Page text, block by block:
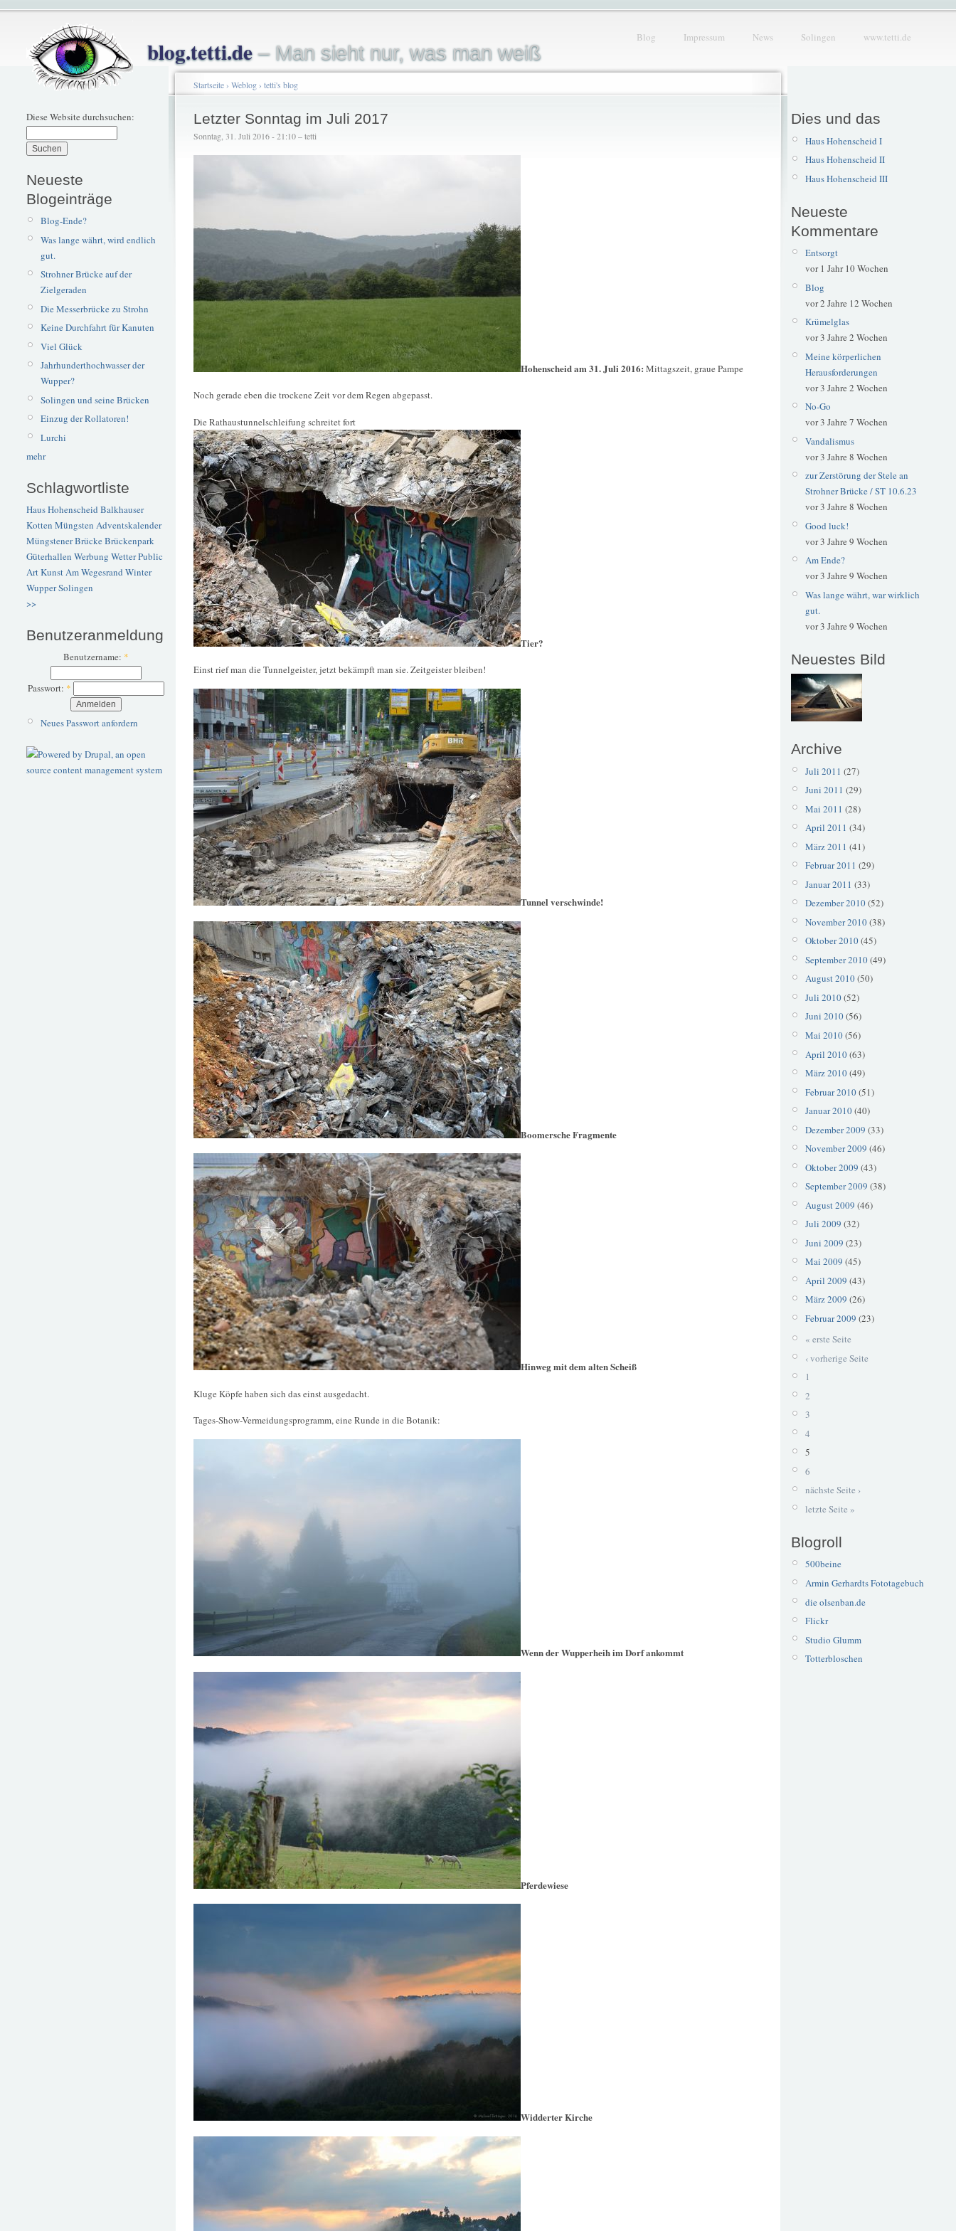
blog.tetti.de– Man sieht nur, was man weiß
Blog Impressum News Solingen www.tetti.de
Diese Website durchsuchen:
Neueste
Blogeinträge
Blog-Ende?
Was lange währt, wird endlich
gut.
Strohner Brücke auf der
Zielgeraden
Die Messerbrücke zu Strohn
Keine Durchfahrt für Kanuten
Viel Glück
Jahrhunderthochwasser der
Wupper?
Solingen und seine Brücken
Einzug der Rollatoren!
Lurchi
mehr
Schlagwortliste
Haus Hohenscheid Balkhauser
Kotten Müngsten Adventskalender
Müngstener BrückeBrückenpark
Güterhallen Werbung WetterPublic
ArtKunstAm Wegesrand Winter
WupperSolingen
>>
Benutzeranmeldung
Benutzername: *
Passwort: *
Neues Passwort anfordern
Startseite› Weblog› tetti's blog
Letzter Sonntag im Juli 2017
Sonntag, 31. Juli 2016 - 21:10 – tetti
Hohenscheid am 31. Juli 2016: Mittagszeit, graue Pampe
Noch gerade eben die trockene Zeit vor dem Regen abgepasst.
Die Rathaustunnelschleifung schreitet fort
Tier?
Einst rief man die Tunnelgeister, jetzt bekämpft man sie. Zeitgeister bleiben!
Tunnel verschwinde!
Boomersche Fragmente
Hinweg mit dem alten Scheiß
Kluge Köpfe haben sich das einst ausgedacht.
Tages-Show-Vermeidungsprogramm, eine Runde in die Botanik:
Wenn der Wupperheih im Dorf ankommt
Pferdewiese
Widderter Kirche
Dies und das
Haus Hohenscheid I
Haus Hohenscheid II
Haus Hohenscheid III
Neueste
Kommentare
Entsorgt
vor 1 Jahr 10 Wochen
Blog
vor 2 Jahre 12 Wochen
Krümelglas
vor 3 Jahre 2 Wochen
Meine körperlichen
Herausforderungen
vor 3 Jahre 2 Wochen
No-Go
vor 3 Jahre 7 Wochen
Vandalismus
vor 3 Jahre 8 Wochen
zur Zerstörung der Stele an
Strohner Brücke / ST 10.6.23
vor 3 Jahre 8 Wochen
Good luck!
vor 3 Jahre 9 Wochen
Am Ende?
vor 3 Jahre 9 Wochen
Was lange währt, war wirklich
gut.
vor 3 Jahre 9 Wochen
Neuestes Bild
Archive
Juli 2011 (27)
Juni 2011 (29)
Mai 2011 (28)
April 2011 (34)
März 2011 (41)
Februar 2011 (29)
Januar 2011 (33)
Dezember 2010(52)
November 2010(38)
Oktober 2010(45)
September 2010(49)
August 2010(50)
Juli 2010(52)
Juni 2010(56)
Mai 2010(56)
April 2010(63)
März 2010(49)
Februar 2010(51)
Januar 2010(40)
Dezember 2009 (33)
November 2009 (46)
Oktober 2009 (43)
September 2009 (38)
August 2009 (46)
Juli 2009 (32)
Juni 2009 (23)
Mai 2009 (45)
April 2009 (43)
März 2009 (26)
Februar 2009 (23)
« erste Seite
‹ vorherige Seite
1
2
3
4
5
6
nächste Seite ›
letzte Seite »
Blogroll
500beine
Armin Gerhardts Fototagebuch
die olsenban.de
Flickr
Studio Glumm
Totterbloschen